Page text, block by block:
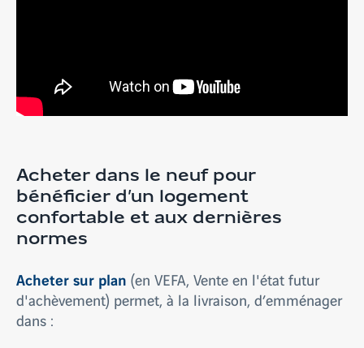
Acheter dans le neuf pour
bénéficier d’un logement
confortable et aux dernières
normes
Acheter sur plan (en VEFA, Vente en l'état futur
d'achèvement) permet, à la livraison, d’emménager
dans :